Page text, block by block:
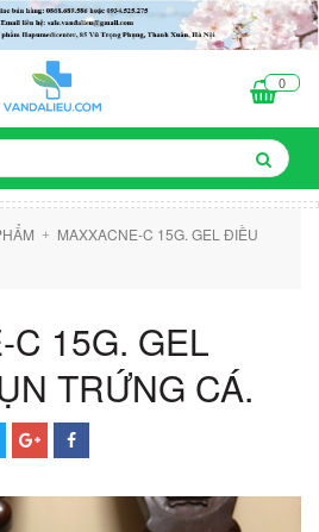
0
+
MAXXACNE-C 15G. GEL ĐIỀU
C 15G. GEL
TRỨNG CÁ.